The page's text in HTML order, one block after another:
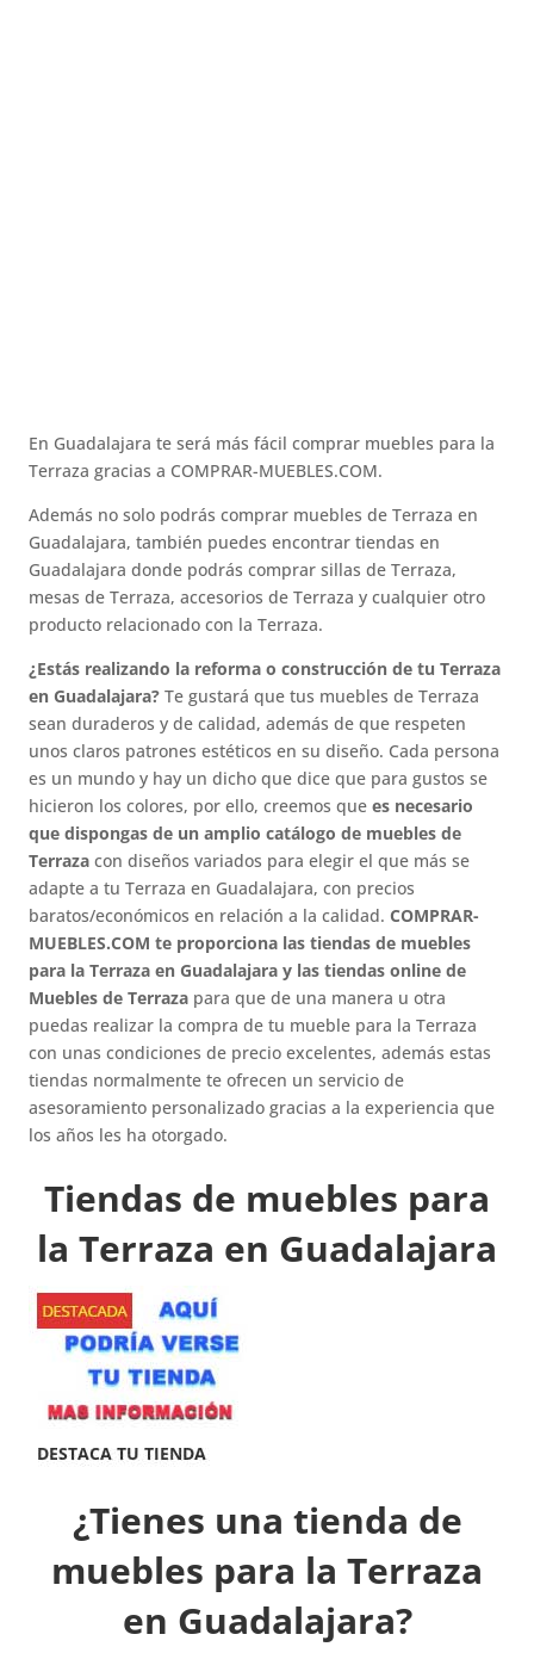
En Guadalajara te será más fácil comprar muebles para la
Terraza gracias a COMPRAR-MUEBLES.COM.
Además no solo podrás comprar muebles de Terraza en
Guadalajara, también puedes encontrar tiendas en
Guadalajara donde podrás comprar sillas de Terraza,
mesas de Terraza, accesorios de Terraza y cualquier otro
producto relacionado con la Terraza.
¿Estás realizando la reforma o construcción de tu Terraza
en Guadalajara? Te gustará que tus muebles de Terraza
sean duraderos y de calidad, además de que respeten
unos claros patrones estéticos en su diseño. Cada persona
es un mundo y hay un dicho que dice que para gustos se
hicieron los colores, por ello, creemos quees necesario
que dispongas de un amplio catálogo de muebles de
Terrazacon diseños variados para elegir el que más se
adapte a tu Terraza en Guadalajara, con precios
baratos/económicos en relación a la calidad.COMPRAR-
MUEBLES.COM te proporciona las tiendas de muebles
para la Terraza en Guadalajara y las tiendas online de
Muebles de Terraza para que de una manera u otra
puedas realizar la compra de tu mueble para la Terraza
con unas condiciones de precio excelentes, además estas
tiendas normalmente te ofrecen un servicio de
asesoramiento personalizado gracias a la experiencia que
los años les ha otorgado.
Tiendas de muebles para
la Terraza en Guadalajara
¿Tienes una tienda de
muebles para la Terraza
en Guadalajara?